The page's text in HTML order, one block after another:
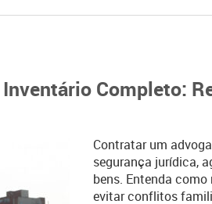
Completo:
Contratar um
segurança jurídica,
bens. Entenda
evitar conflitos